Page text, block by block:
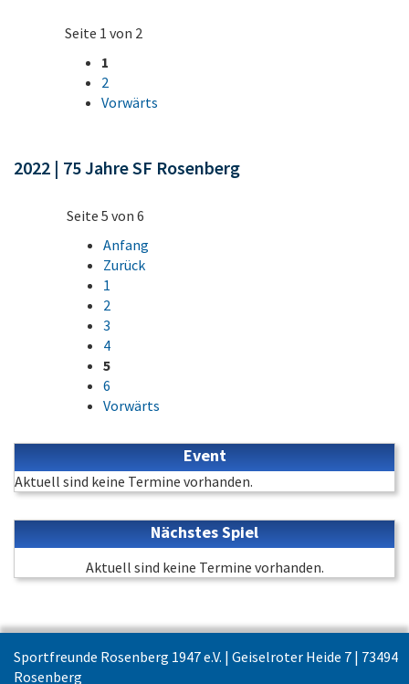
Seite 1 von 2
1
2
Vorwärts
2022 | 75 Jahre SF Rosenberg
Seite 5 von 6
Anfang
Zurück
1
2
3
4
5
6
Vorwärts
Event
Aktuell sind keine Termine vorhanden.
Nächstes Spiel
Aktuell sind keine Termine vorhanden.
Sportfreunde Rosenberg 1947 e.V. | Geiselroter Heide 7 | 73494
Rosenberg